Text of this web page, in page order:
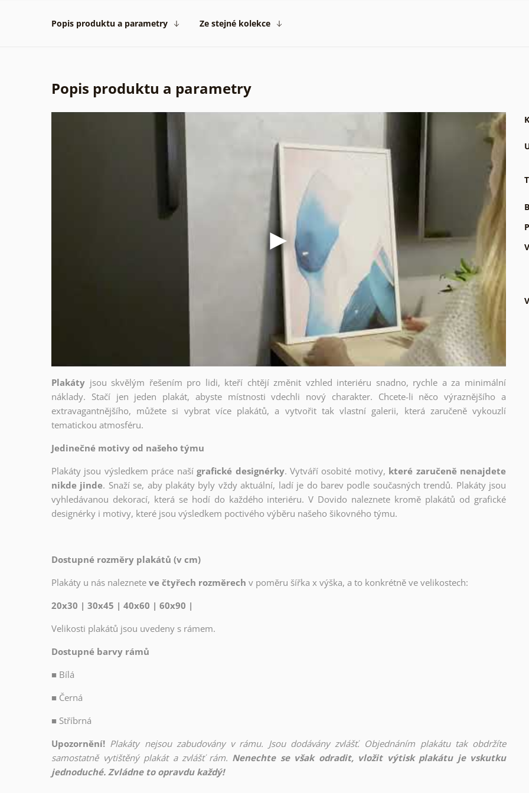
Popis produktu a parametry Ze stejné kolekce
Popis produktu a parametry
Plakáty jsou skvělým řešením pro lidi, kteří chtějí změnit vzhled interiéru snadno, rychle a za minimální
náklady. Stačí jen jeden plakát, abyste místnosti vdechli nový charakter. Chcete-li něco výraznějšího a
extravagantnějšího, můžete si vybrat více plakátů, a vytvořit tak vlastní galerii, která zaručeně vykouzlí
tematickou atmosféru.
Jedinečné motivy od našeho týmu
Plakáty jsou výsledkem práce naší grafické designérky. Vytváří osobité motivy, které zaručeně nenajdete
nikde jinde. Snaží se, aby plakáty byly vždy aktuální, ladí je do barev podle současných trendů. Plakáty jsou
vyhledávanou dekorací, která se hodí do každého interiéru. V Dovido naleznete kromě plakátů od grafické
designérky i motivy, které jsou výsledkem poctivého výběru našeho šikovného týmu.
Dostupné rozměry plakátů (v cm)
Plakáty u nás naleznete ve čtyřech rozměrech v poměru šířka x výška, a to konkrétně ve velikostech:
20x30 | 30x45 | 40x60 | 60x90 |
Velikosti plakátů jsou uvedeny s rámem.
Dostupné barvy rámů
■ Bílá
■ Černá
■ Stříbrná
Upozornění! Plakáty nejsou zabudovány v rámu. Jsou dodávány zvlášť. Objednáním plakátu tak obdržíte
samostatně vytištěný plakát a zvlášť rám. Nenechte se však odradit, vložit výtisk plakátu je vskutku
jednoduché. Zvládne to opravdu každý!